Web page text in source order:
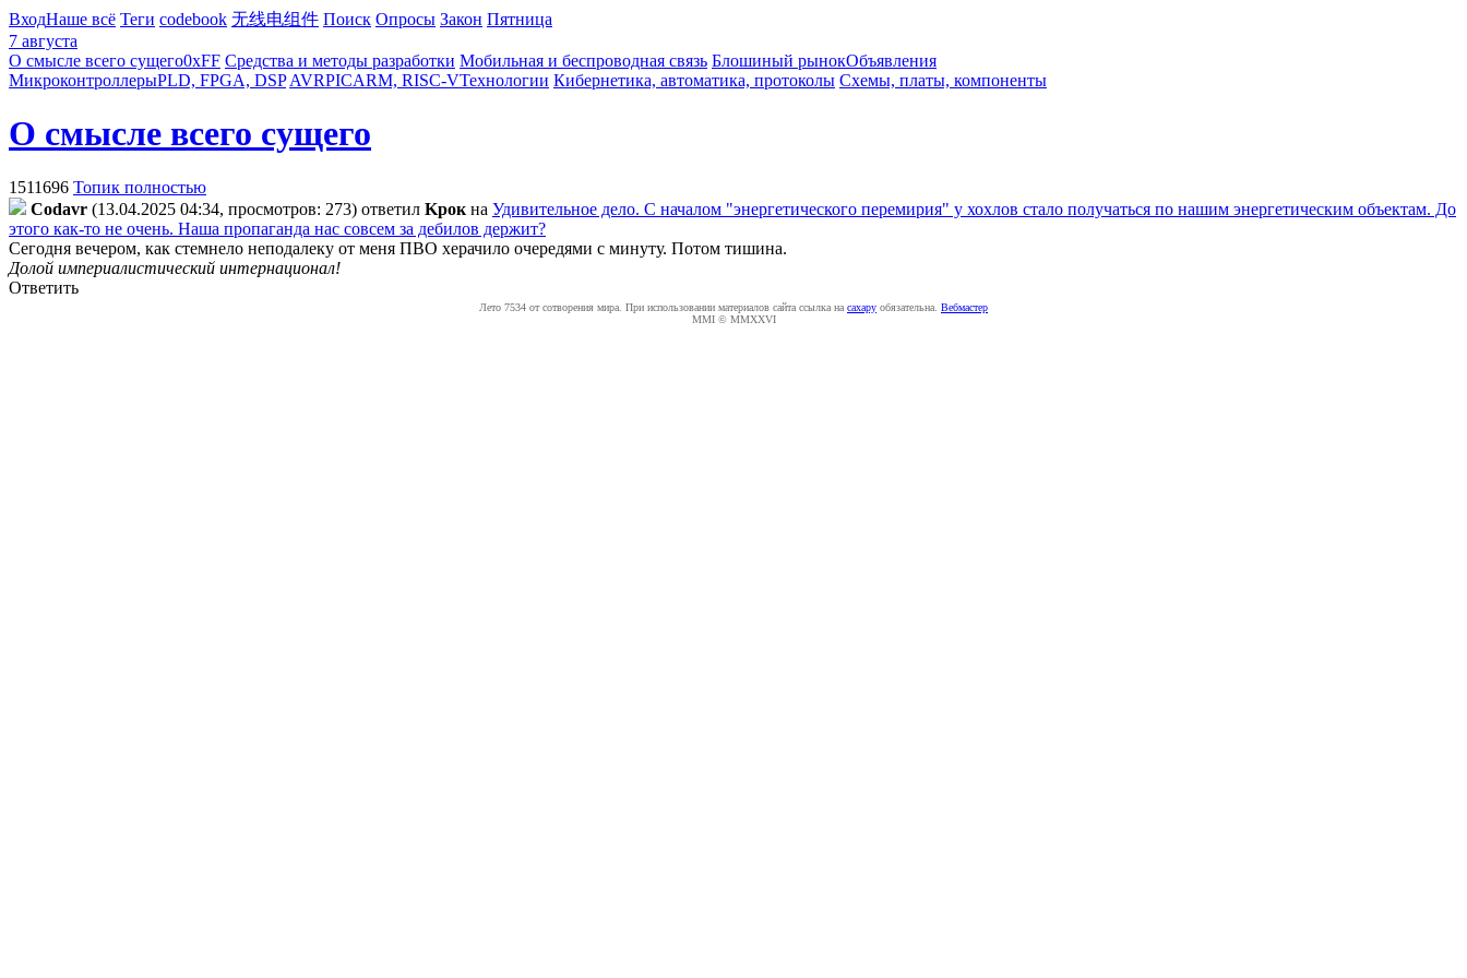
ВходНаше всё Теги codebook 无线电组件 Поиск Опросы Закон Пятница
7 августа
О смысле всего сущего0xFF Средства и методы разработки Мобильная и беспроводная связь Блошиный рынокОбъявления
МикроконтроллерыPLD, FPGA, DSP AVRPICARM, RISC-VТехнологии Кибернетика, автоматика, протоколы Схемы, платы, компоненты
О смысле всего сущего
1511696 Топик полностью
Codavr (13.04.2025 04:34, просмотров: 273) ответил Kpoк на Удивительное дело. С началом "энергетического перемирия" у хохлов стало получаться по нашим энергетическим объектам. До
этого как-то не очень. Наша пропаганда нас совсем за дебилов держит?
Сегодня вечером, как стемнело неподалеку от меня ПВО херачило очередями с минуту. Потом тишина.
Долой империалистический интернационал!
Ответить
Лето 7534 от сотворения мира. При использовании материалов сайта ссылка на caxapу обязательна. Вебмастер
MMI © MMXXVI